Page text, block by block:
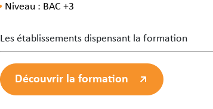
Niveau : BAC +3
Les établissements dispensant la formation
Découvrir la formation